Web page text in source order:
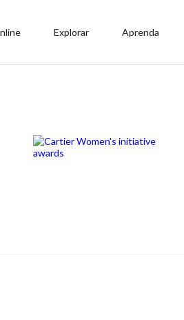
Explorar Aprenda